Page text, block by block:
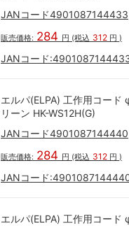
JANコード4901087144433
販売価格: 284 円 (税込 312 円 )
JANコード:
エルパ(ELPA) 工作用コー
リーン HK-WS12H(G)
JANコード4901087144440
販売価格: 284 円 (税込 312 円 )
JANコード:
エルパ(ELPA) 工作用コード